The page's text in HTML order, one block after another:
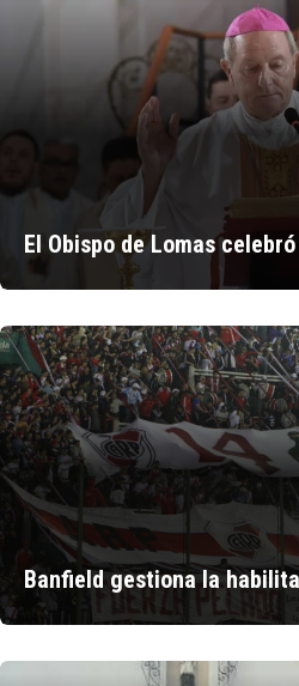
El Obispo de Lomas
Banfield gestiona la